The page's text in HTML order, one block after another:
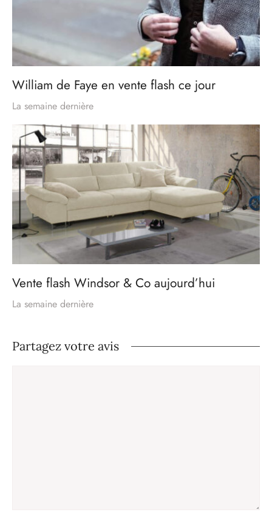
William de Faye en vente flash ce jour
La semaine dernière
Vente flash Windsor & Co aujourd’hui
La semaine dernière
Partagez votre avis